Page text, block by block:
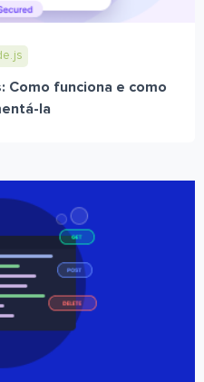
Como funciona e como
la